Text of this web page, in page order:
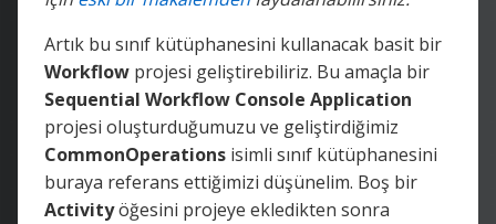
Artık bu sınıf kütüphanesini kullanacak basit bir
Workflow projesi geliştirebiliriz. Bu amaçla bir
Sequential Workflow Console Application
projesi oluşturduğumuzu ve geliştirdiğimiz
CommonOperations isimli sınıf kütüphanesini
buraya referans ettiğimizi düşünelim. Boş bir
Activityöğesini projeye ekledikten sonra